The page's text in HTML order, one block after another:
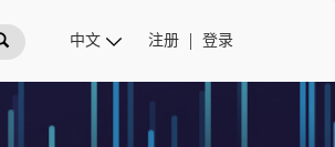
注册 登录